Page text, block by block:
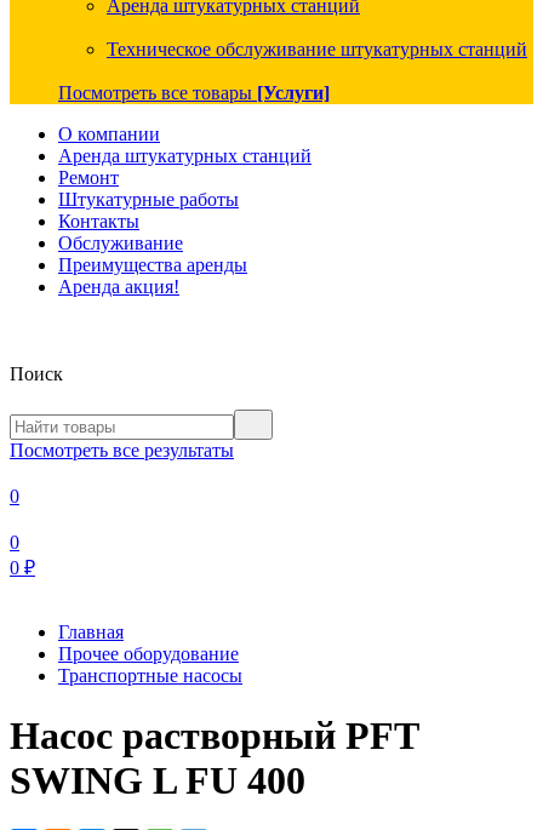
Аренда штукатурных станций
Техническое обслуживание штукатурных станций
Посмотреть все товары [Услуги]
О компании
Аренда штукатурных станций
Ремонт
Штукатурные работы
Контакты
Обслуживание
Преимущества аренды
Аренда акция!
Поиск
Посмотреть все результаты
0
0
0 ₽
Главная
Прочее оборудование
Транспортные насосы
Насос растворный PFT
SWING L FU 400